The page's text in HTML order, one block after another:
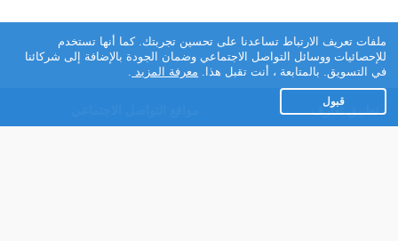
تطبيق تعارف
ملفات تعريف الارتباط تساعدنا على تحسين تجربتك. كما أنها تستخدم
للإحصائيات ووسائل التواصل الاجتماعي وضمان الجودة بالإضافة إلى شركائنا
في التسويق. بالمتابعة ، أنت تقبل هذا. معرفة المزيد .
قبول